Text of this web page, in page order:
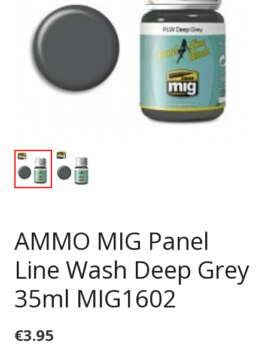
AMMO MIG Panel
Line Wash Deep Grey
35ml MIG1602
€3.95